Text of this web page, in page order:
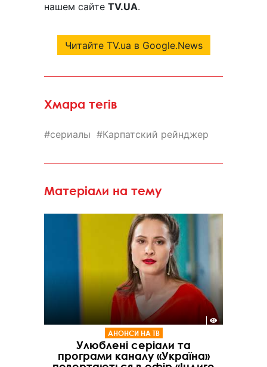
нашем сайте TV.UA.
Читайте TV.ua в Google.News
Хмара тегів
сериалы Карпатский рейнджер
Матеріали на тему
АНОНСИ НА ТВ
Улюблені серіали та
програми каналу «Україна»